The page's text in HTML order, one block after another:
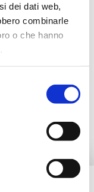
dei dati web,
combinarle
o che hanno
: 110 °C.
: 300 mm.